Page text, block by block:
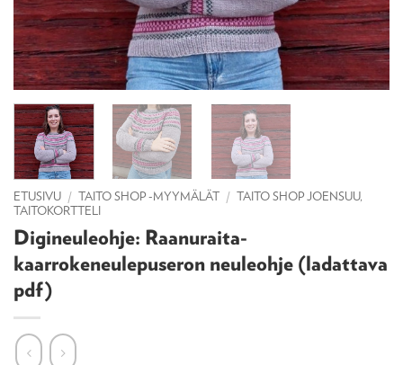
ETUSIVU / TAITO SHOP -MYYMÄLÄT / TAITO SHOP JOENSUU,
TAITOKORTTELI
Digineuleohje: Raanuraita-
kaarrokeneulepuseron neuleohje (ladattava
pdf)